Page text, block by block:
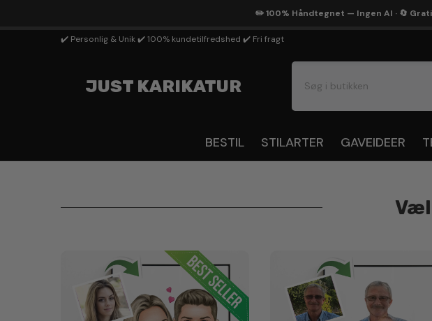
✏️ 100% Håndtegnet — Ingen AI · 🔄
✔️ Personlig & Unik ✔️ 100% kundetilfredshed ✔️ Fri fragt
JUST KARIKATUR
BESTIL STILARTER GAVEIDEER